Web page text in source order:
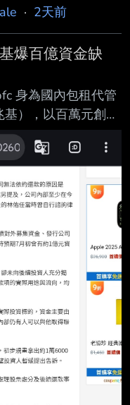
· 2天前
爆百億資金缺
身為國內包租代管
），以百萬元創
達2.8萬戶，2024
座李建成今年初接
劃今年上市，並信
管黃金期。」沒想到
、寄居蟹管理顧問
則提出以1.6萬張
《ETtoday》報
自救會，其中一名
本金和利息